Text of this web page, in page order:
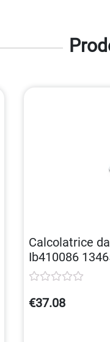
Calcolatrice
Ib410086
€37.08